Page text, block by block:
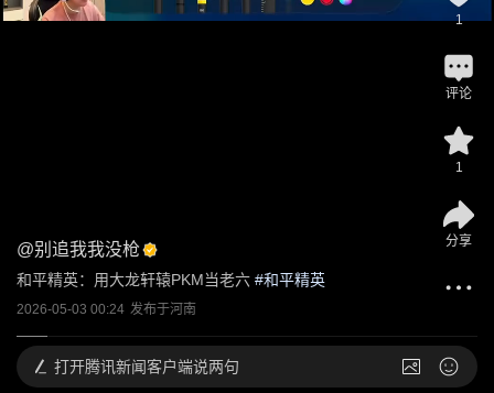
@别追我我没枪
和平精英：用大龙轩辕PKM当老六 #和平精英
2026-05-03 00:24 发布于河南
1
评论
1
分享
打开腾讯新闻客户端说两句